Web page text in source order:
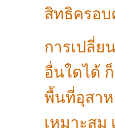
สิทธิครอ
การเปลี่ย
อื่นใดได้
พื้นที่อุสา
เหมาะสม